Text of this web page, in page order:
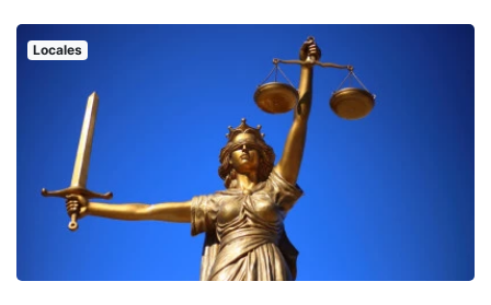
Locales